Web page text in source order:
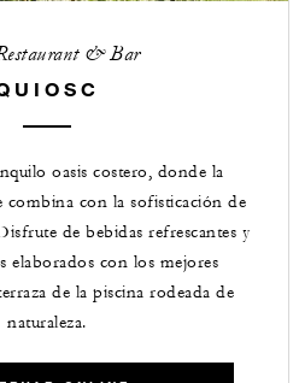
& Bar
oasis costero, donde la
combina con la sofisticación de
de bebidas refrescantes y
elaborados con los mejores
de la piscina rodeada de
naturaleza.